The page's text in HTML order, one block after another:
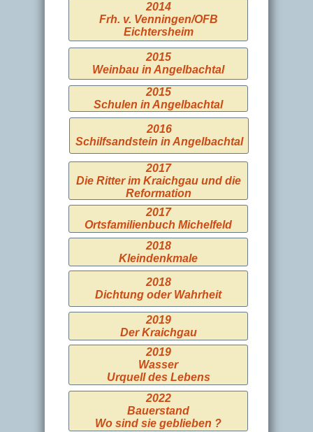
2014
Frh. v. Venningen/OFB
Eichtersheim
2015
Weinbau in Angelbachtal
2015
Schulen in Angelbachtal
2016
Schilfsandstein in Angelbachtal
2017
Die Ritter im Kraichgau und die
Reformation
2017
Ortsfamilienbuch Michelfeld
2018
Kleindenkmale
2018
Dichtung oder Wahrheit
2019
Der Kraichgau
2019
Wasser
Urquell des Lebens
2022
Bauerstand
Wo sind sie geblieben ?